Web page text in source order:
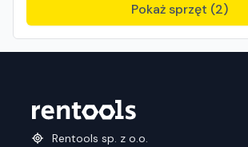
Pokaż sprzęt (2)
Rentools sp. z o.o.